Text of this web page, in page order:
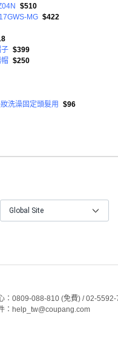
$510
MG $422
子 $399
帽 $250
洗澡固定頭髮用
$96
Global Site
：0809-088-810 (免費) / 02-
：help_tw@coupang.com